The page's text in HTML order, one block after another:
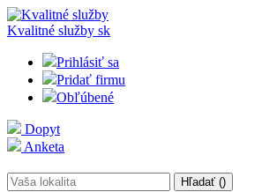
Kvalitné služby sk
Prihlásiť sa
Pridať firmu
Obľúbené
Dopyt
Anketa
Hľadať ()